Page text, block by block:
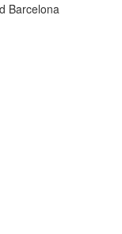
Barcelona